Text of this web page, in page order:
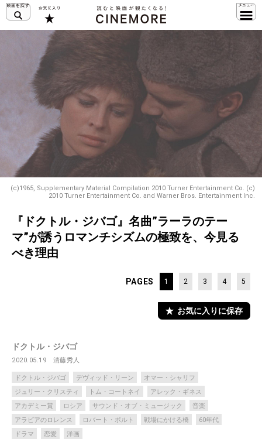
(c)1965, Supplementary Material Compilation 2010 Turner Entertainment Co. (c)
2010 Turner Entertainment Co. and Warner Bros. Entertainment Inc.
『ドクトル・ジバゴ』名曲”ラーラのテー
マ”が誘うロマンチシズムの極致を、今見る
べき理由
PAGES 1 2 3 4 5
お気に入りに保存
ドクトル・ジバゴ
2020.05.19 清藤秀人
ドクトル・ジバゴ デヴィッド・リーン
オマー・シャリフ
ジュリー・クリスティ
トム・コートネイ
アレック・ギネス
アカデミー賞
ロシア サウンド・オブ・ミュージック
音楽
アラビアのロレンス
ロバート・ボルト 戦場にかける橋
60年代
ドラマ
恋愛 洋画